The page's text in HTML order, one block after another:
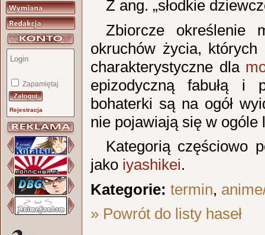
Zapamiętaj
Rejestracja
Z ang. „słodkie
Zbiorcze określenie
okruchów życia,
charakterystyczne dla
epizodyczną fabułą i
bohaterki są na ogół
nie pojawiają się w
Kategorią częściowo
jako iyashikei.
Kategorie: termin,
» Powrót do listy haseł